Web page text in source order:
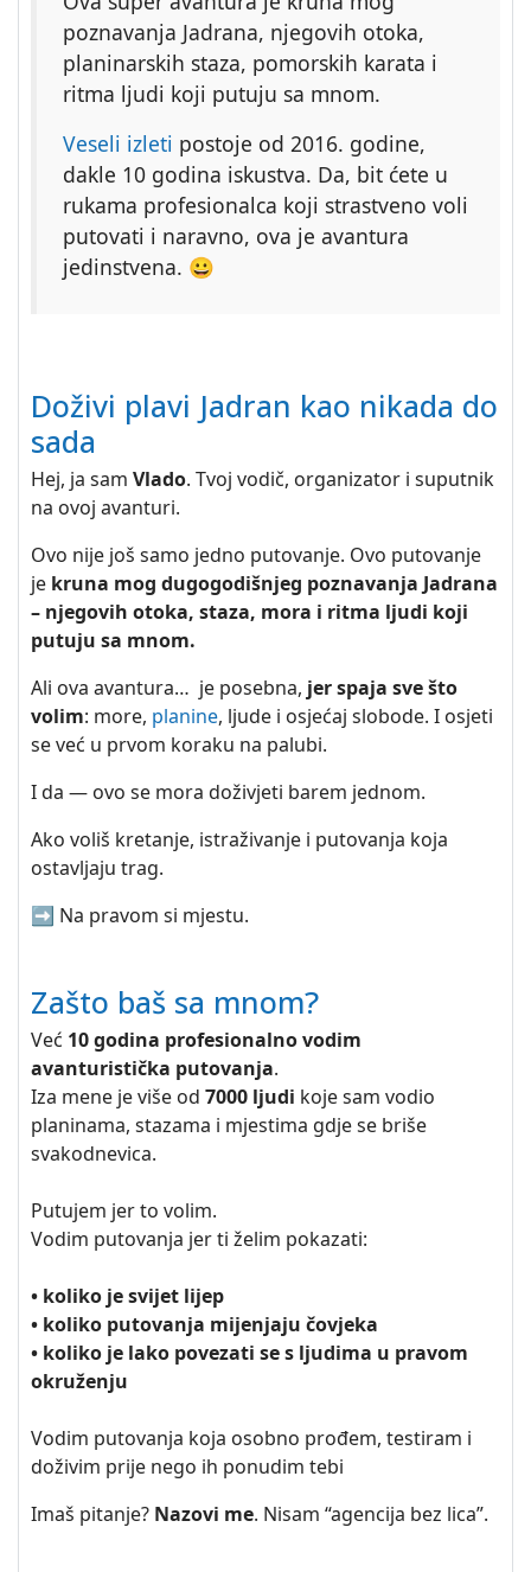
poznavanja Jadrana, njegovih otoka,
planinarskih staza, pomorskih karata i
ritma ljudi koji putuju sa mnom.
Veseli izleti postoje od 2016. godine,
dakle 10 godina iskustva. Da, bit ćete u
rukama profesionalca koji strastveno voli
putovati i naravno, ova je avantura
jedinstvena. 😀
Doživi plavi Jadran kao nikada do
sada
Hej, ja sam Vlado. Tvoj vodič, organizator i suputnik
na ovoj avanturi.
Ovo nije još samo jedno putovanje. Ovo putovanje
je kruna mog dugogodišnjeg poznavanja Jadrana
– njegovih otoka, staza, mora i ritma ljudi koji
putuju sa mnom.
Ali ova avantura… je posebna, jer spaja sve što
volim: more, planine, ljude i osjećaj slobode. I osjeti
se već u prvom koraku na palubi.
I da — ovo se mora doživjeti barem jednom.
Ako voliš kretanje, istraživanje i putovanja koja
ostavljaju trag.
➡️ Na pravom si mjestu.
Zašto baš sa mnom?
Već 10 godina profesionalno vodim
avanturistička putovanja.
Iza mene je više od 7000 ljudi koje sam vodio
planinama, stazama i mjestima gdje se briše
svakodnevica.
Putujem jer to volim.
Vodim putovanja jer ti želim pokazati:
• koliko je svijet lijep
• koliko putovanja mijenjaju čovjeka
• koliko je lako povezati se s ljudima u pravom
okruženju
Vodim putovanja koja osobno prođem, testiram i
doživim prije nego ih ponudim tebi
Imaš pitanje? Nazovi me. Nisam “agencija bez lica”.